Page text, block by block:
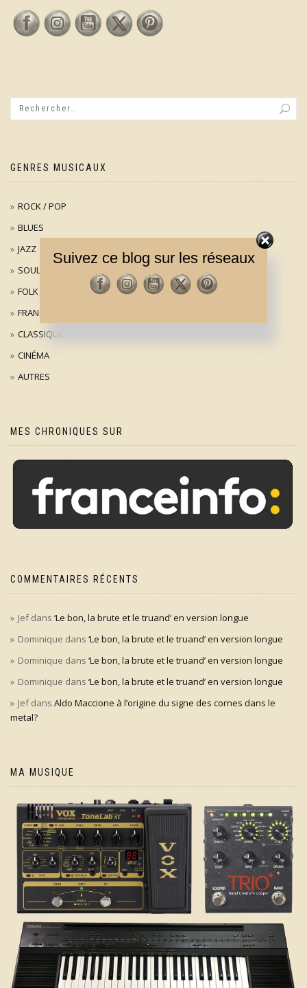
GENRES MUSICAUX
ROCK / POP
BLUES
JAZZ
SOUL
FOLK
FRANÇAIS
CLASSIQUE
CINÉMA
AUTRES
MES CHRONIQUES SUR
COMMENTAIRES RÉCENTS
Jefdans ‘Le bon, la brute et le truand’ en version longue
Dominique dans ‘Le bon, la brute et le truand’ en version longue
Dominique dans ‘Le bon, la brute et le truand’ en version longue
Dominique dans ‘Le bon, la brute et le truand’ en version longue
Jefdans Aldo Maccione à l’origine du signe des cornes dans le
metal?
MA MUSIQUE
Suivez ce blog sur les réseaux